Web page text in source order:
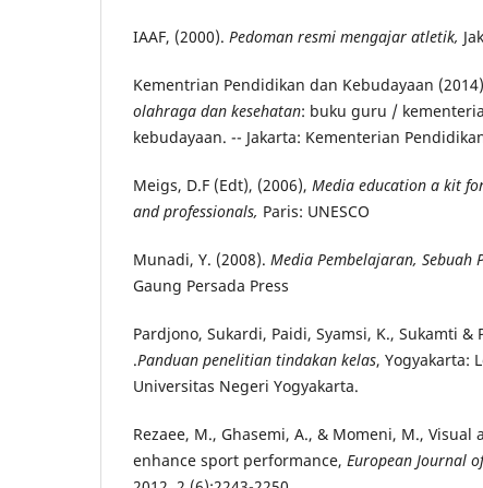
IAAF, (2000). Pedoman resmi mengajar atletik,
Kementrian Pendidikan dan Kebudayaan
olahraga dan kesehatan: buku guru /
kebudayaan. -- Jakarta: Kementerian
Meigs, D.F (Edt), (2006), Media education a kit
and professionals, Paris: UNESCO
Munadi, Y. (2008). Media Pembelajaran, Sebuah
Gaung Persada Press
Pardjono, Sukardi, Paidi, Syamsi, K., Sukamti &
.Panduan penelitian tindakan kelas, Yogyakarta:
Universitas Negeri Yogyakarta.
Rezaee, M., Ghasemi, A., & Momeni, M.,
enhance sport performance, European Journal